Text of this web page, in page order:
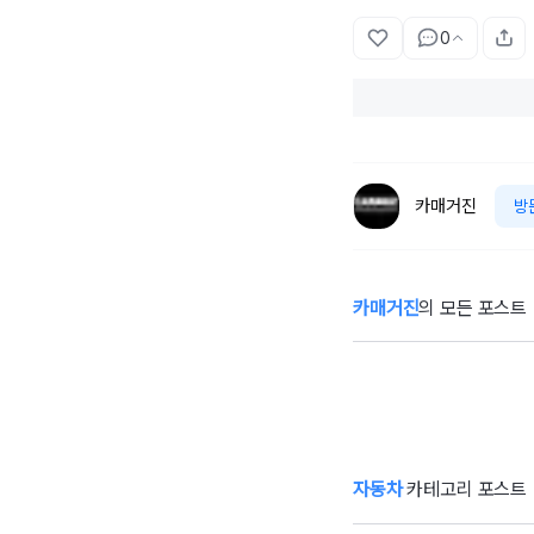
0
카매거진 방
카매거진의 모든 포스트
PV5 WAV, 23년
자동차카테고리 포스트